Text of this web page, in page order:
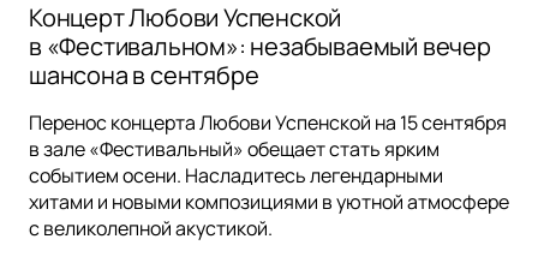
Концерт Любови Успенской
в «Фестивальном»: незабываемый вечер
шансона в сентябре
Перенос концерта Любови Успенской на 15 сентября
в зале «Фестивальный» обещает стать ярким
событием осени. Насладитесь легендарными
хитами и новыми композициями в уютной атмосфере
с великолепной акустикой.